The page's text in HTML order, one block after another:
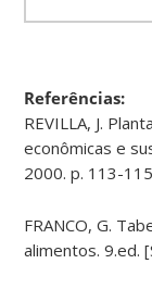
Referências:
REVILLA, J.
econômicas e
2000. p. 113-
FRANCO, G.
alimentos. 9.ed.